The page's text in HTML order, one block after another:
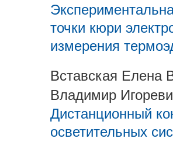
точки кюри
измерения
Вставская Елена
Владимир
Дистанционный
осветительных